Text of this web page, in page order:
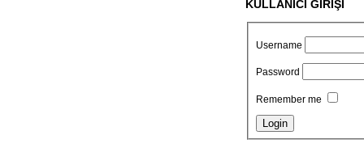
KULLANICI GİRİŞİ
Username
Password
Remember me